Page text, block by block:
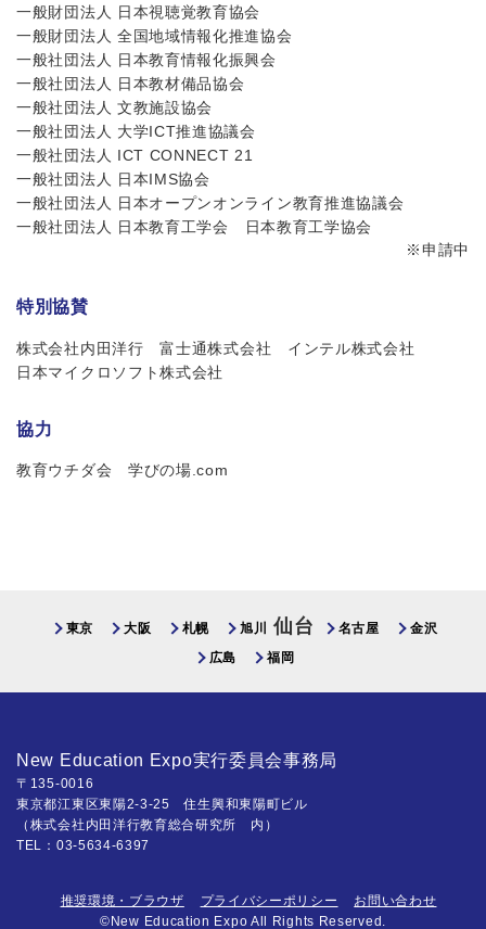
一般財団法人 日本視聴覚教育協会
一般財団法人 全国地域情報化推進協会
一般社団法人 日本教育情報化振興会
一般社団法人 日本教材備品協会
一般社団法人 文教施設協会
一般社団法人 大学ICT推進協議会
一般社団法人 ICT CONNECT 21
一般社団法人 日本IMS協会
一般社団法人 日本オープンオンライン教育推進協議会
一般社団法人 日本教育工学会
日本教育工学協会
※申請中
特別協賛
株式会社内田洋行富士通株式会社 インテル株式会社
日本マイクロソフト株式会社
協力
教育ウチダ会 学びの場.com
東京 大阪 札幌 旭川 仙台 名古屋
金沢
広島
福岡
New Education Expo実行委員会事務局
〒135-0016
東京都江東区東陽2-3-25 住生興和東陽町ビル
（株式会社内田洋行教育総合研究所 内）
TEL：03-5634-6397
推奨環境・ブラウザ プライバシーポリシー
お問い合わせ
©New Education Expo All Rights Reserved.